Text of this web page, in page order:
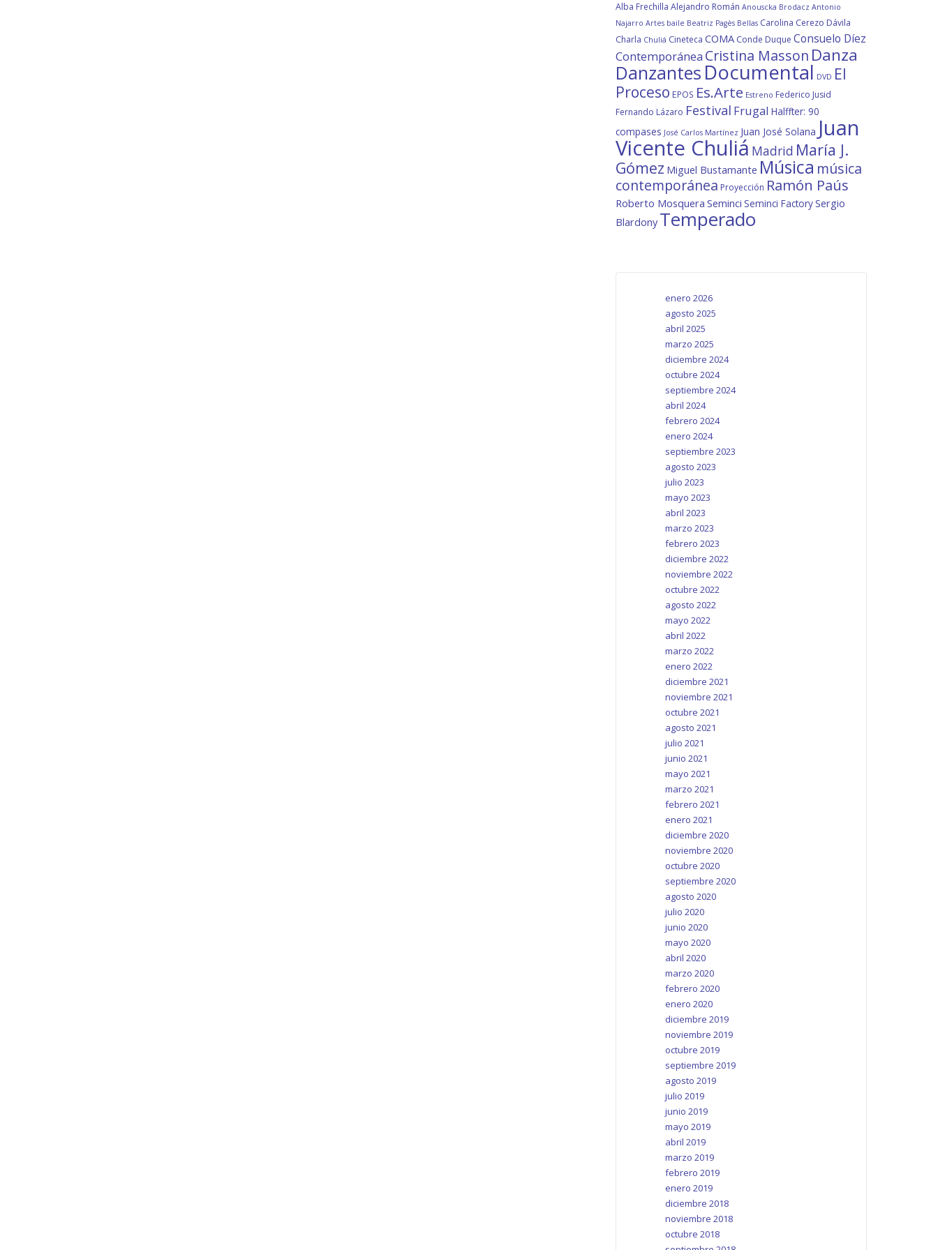
Alba Frechilla Alejandro Román Anouscka Brodacz Antonio
Najarro Artes baile Beatriz Pagès Bellas Carolina Cerezo Dávila
Charla Chuliá Cineteca COMA Conde Duque Consuelo Díez
Contemporánea Cristina Masson Danza
Danzantes Documental DVD El
Proceso EPOS Es.Arte Estreno Federico Jusid
Fernando Lázaro Festival Frugal Halffter: 90
compases José Carlos Martínez Juan José Solana Juan
Vicente Chuliá Madrid María J.
Gómez Miguel Bustamante Música música
contemporánea Proyección Ramón Paús
Roberto Mosquera Seminci Seminci FactorySergio
Blardony Temperado
enero 2026
agosto 2025
abril 2025
marzo 2025
diciembre 2024
octubre 2024
septiembre 2024
abril 2024
febrero 2024
enero 2024
septiembre 2023
agosto 2023
julio 2023
mayo 2023
abril 2023
marzo 2023
febrero 2023
diciembre 2022
noviembre 2022
octubre 2022
agosto 2022
mayo 2022
abril 2022
marzo 2022
enero 2022
diciembre 2021
noviembre 2021
octubre 2021
agosto 2021
julio 2021
junio 2021
mayo 2021
marzo 2021
febrero 2021
enero 2021
diciembre 2020
noviembre 2020
octubre 2020
septiembre 2020
agosto 2020
julio 2020
junio 2020
mayo 2020
abril 2020
marzo 2020
febrero 2020
enero 2020
diciembre 2019
noviembre 2019
octubre 2019
septiembre 2019
agosto 2019
julio 2019
junio 2019
mayo 2019
abril 2019
marzo 2019
febrero 2019
enero 2019
diciembre 2018
noviembre 2018
octubre 2018